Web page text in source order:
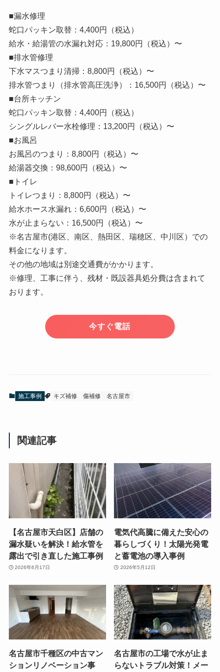
■漏水修理
蛇口パッキン取替：4,400円（税込）
給水・給湯管の水漏れ対応：19,800円（税込）〜
■排水管修理
下水マスつまり清掃：8,800円（税込）〜
排水管つまり（排水管高圧洗浄）：16,500円（税込）〜
■台所キッチン
蛇口パッキン取替：4,400円（税込）
シングルレバー水栓修理：13,200円（税込）〜
■お風呂
お風呂のつまり：8,800円（税込）〜
給湯器交換：98,600円（税込）〜
■トイレ
トイレつまり：8,800円（税込）〜
給水ホース水漏れ：6,600円（税込）〜
水が止まらない：16,500円（税込）〜
※名古屋市(港区、南区、熱田区、瑞穂区、中川区）での
料金になります。
その他の地域は別途交通費がかかります。
※修理、工事に伴う、残材・既設器具処分費は含まれて
おります。
今すぐ電話
施工事例 キズ補修 傷補修 名古屋市
関連記事
【名古屋市天白区】店舗の
漏水疑いを解決！給水管を
露出で引き直した施工事例
2026年6月17日
電気代高騰に備えた安心の
暮らしづくり！太陽光発電
と蓄電池の導入事例
2026年5月12日
名古屋市千種区の中古マン
ションリノベーション事
名古屋市の工場で水が止ま
らないトラブル対策！メー